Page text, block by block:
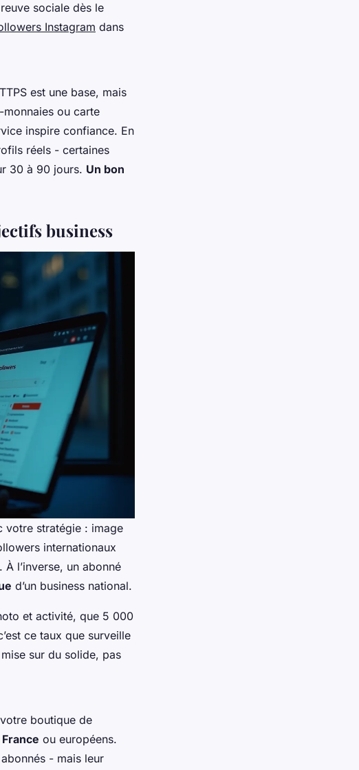
sociale dès le
Instagram dans
est une base, mais
ou carte
inspire confiance. En
réels - certaines
30 à 90 jours. Un bon
business
votre stratégie : image
internationaux
l’inverse, un abonné
d’un business national.
et activité, que 5 000
ce taux que surveille
sur du solide, pas
boutique de
ou européens.
- mais leur